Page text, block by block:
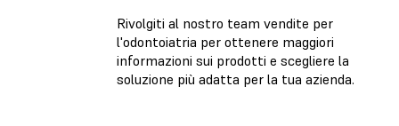
Rivolgiti al nostro team vendite per
l'odontoiatria per ottenere maggiori
informazioni sui prodotti e scegliere la
soluzione più adatta per la tua azienda.